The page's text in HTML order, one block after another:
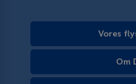
Vores
Om